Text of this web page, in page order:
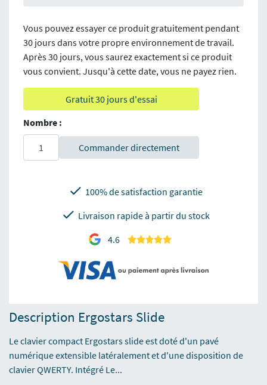
Vous pouvez essayer ce produit gratuitement pendant
30 jours dans votre propre environnement de travail.
Après 30 jours, vous saurez exactement si ce produit
vous convient. Jusqu'à cette date, vous ne payez rien.
Gratuit 30 jours d'essai
Nombre :
Commander directement
100% de satisfaction garantie
Livraison rapide à partir du stock
4.6
Description Ergostars Slide
Le clavier compact Ergostars slide est doté d'un pavé
numérique extensible latéralement et d'une disposition de
clavier QWERTY. Intégré Le...